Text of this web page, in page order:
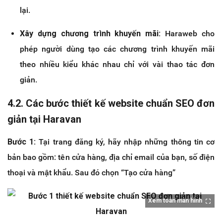
lại.
Xây dựng chương trình khuyến mãi: Haraweb cho
phép người dùng tạo các chương trình khuyến mãi
theo nhiều kiểu khác nhau chỉ với vài thao tác đơn
giản.
4.2. Các bước thiết kế website chuẩn SEO đơn
giản tại Haravan
Bước 1: Tại trang đăng ký, hãy nhập những thông tin cơ
bản bao gồm: tên cửa hàng, địa chỉ email của bạn, số điện
thoại và mật khẩu. Sau đó chọn “Tạo cửa hàng”
Xem toàn màn hình